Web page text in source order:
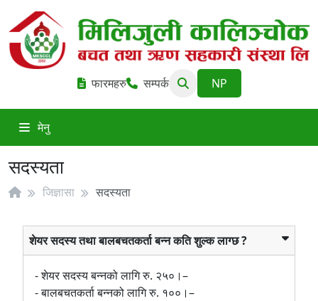
फारमहरु सम्पर्क
मेनु
सदस्यता
जिज्ञासा सदस्यता
शेयर सदस्य तथा बालबचतकर्ता बन्न कति शुल्क लाग्छ ?
- शेयर सदस्य बन्नको लागि रु. २५०।–
- बालबचतकर्ता बन्नको लागि रु. १००।–